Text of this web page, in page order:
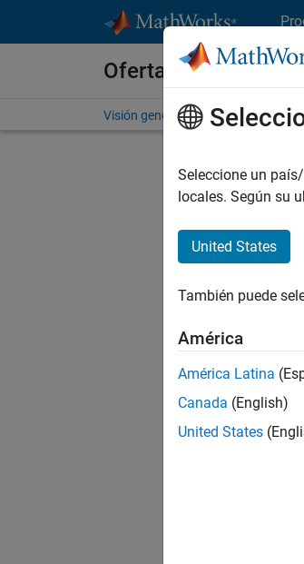
Ofertas de empleo
Visión general Búsqueda de
Seleccione un
locales. Según su
United States
También puede
América
América Latina
Canada (English)
United States